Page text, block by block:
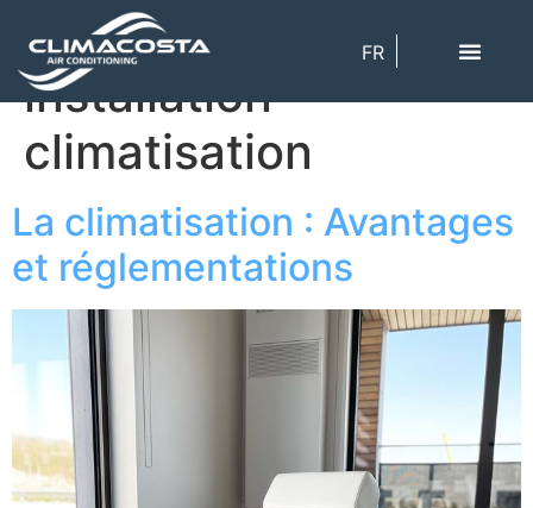
FR
Étiquette :
installation
climatisation
La climatisation : Avantages
et réglementations